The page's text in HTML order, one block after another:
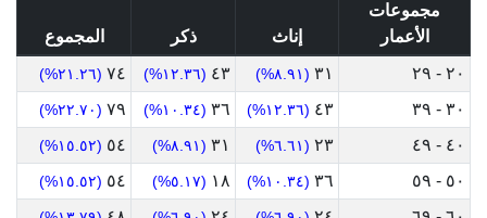
مجموعات
الأعمار
إناث ذكر
المجموع
٢٠ - ٢٩
٣١ (٨.٩١%) ٤٣ (١٢.٣٦%) ٧٤ (٢١.٢٦%)
٣٠ - ٣٩ ٤٣ (١٢.٣٦%) ٣٦ (١٠.٣٤%) ٧٩ (٢٢.٧٠%)
٤٠ - ٤٩ ٢٣ (٦.٦١%) ٣١ (٨.٩١%) ٥٤ (١٥.٥٢%)
٥٠ - ٥٩ ٣٦ (١٠.٣٤%) ١٨ (٥.١٧%) ٥٤ (١٥.٥٢%)